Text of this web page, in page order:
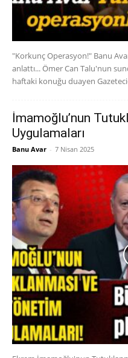
"Korkunç Operasyon!" Banu
anlattı... Ömer Can Talu'nun
haftaki konuğu duayen
İmamoğlu’nun
Uygulamaları
Banu Avar - 7 Nisan 2025